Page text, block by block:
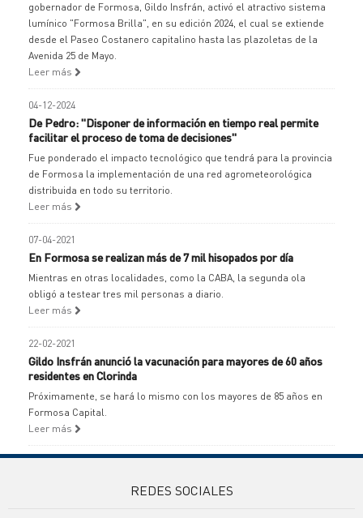
gobernador de Formosa, Gildo Insfrán, activó el atractivo sistema
lumínico "Formosa Brilla", en su edición 2024, el cual se extiende
desde el Paseo Costanero capitalino hasta las plazoletas de la
Avenida 25 de Mayo.
Leer más
04-12-2024
De Pedro: "Disponer de información en tiempo real permite
facilitar el proceso de toma de decisiones"
Fue ponderado el impacto tecnológico que tendrá para la provincia
de Formosa la implementación de una red agrometeorológica
distribuida en todo su territorio.
Leer más
07-04-2021
En Formosa se realizan más de 7 mil hisopados por día
Mientras en otras localidades, como la CABA, la segunda ola
obligó a testear tres mil personas a diario.
Leer más
22-02-2021
Gildo Insfrán anunció la vacunación para mayores de 60 años
residentes en Clorinda
Próximamente, se hará lo mismo con los mayores de 85 años en
Formosa Capital.
Leer más
REDES SOCIALES